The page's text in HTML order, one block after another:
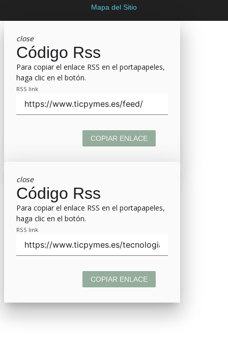
Mapa del Sitio
close
Código Rss
Para copiar el enlace RSS en el portapapeles,
haga clic en el botón.
RSS link
COPIAR ENLACE
close
Código Rss
Para copiar el enlace RSS en el portapapeles,
haga clic en el botón.
RSS link
COPIAR ENLACE